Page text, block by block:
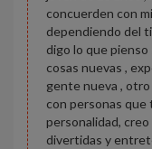
concuerden con
dependiendo del
digo lo que
cosas nuevas ,
gente nueva ,
con personas que
personalidad,
divertidas y